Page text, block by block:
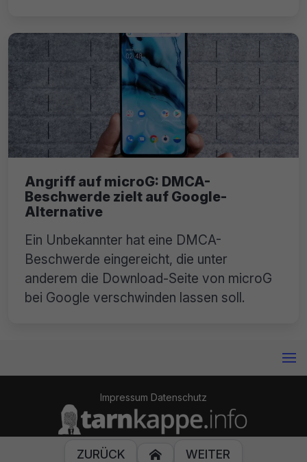
Angriff auf microG: DMCA-
Beschwerde zielt auf Google-
Alternative
Ein Unbekannter hat eine DMCA-
Beschwerde eingereicht, die unter
anderem die Download-Seite von microG
bei Google verschwinden lassen soll.
Impressum Datenschutz
© 2014-2024 Tarnkappe.info
ZURÜCK  WEITER